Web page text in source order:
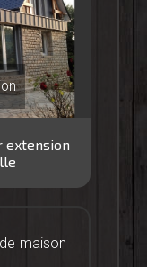
extension
maison